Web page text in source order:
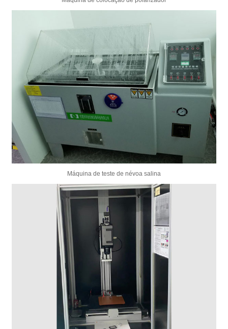
Máquina de teste de névoa salina